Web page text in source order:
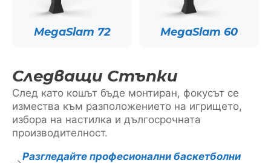
MegaSlam 72 MegaSlam 60
Следващи Стъпки
След като кошът бъде монтиран, фокусът се
измества към разположението на игрището,
избора на настилка и дългосрочната
производителност.
Разгледайте професионални баскетболни